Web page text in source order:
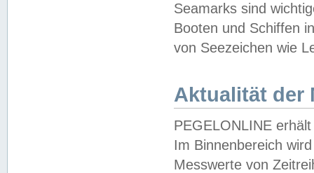
Seamarks sind
Booten und Schiffen
von Seezeichen wie
Aktualität der
PEGELONLINE
Im Binnenbereich
Messwerte von